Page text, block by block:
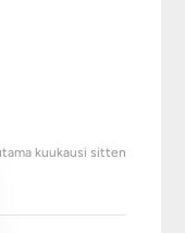
kuukausi sitten